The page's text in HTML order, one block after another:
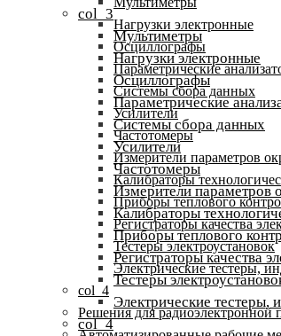
Нагрузки электронные
Осциллографы
Параметрические
Системы сбора данных
Усилители
Частотомеры
Измерители параметров
Калибраторы
Приборы теплового
Регистраторы качества
Тестеры электроустановок
Электрические тестеры,
col_4
Решения для
col_3
Мультиметры
Нагрузки электронные
Осциллографы
Параметрические
Системы сбора данных
Усилители
Частотомеры
Измерители
Калибраторы
Приборы теплового
Регистраторы качества
Тестеры
Электрические тестеры,
col_4